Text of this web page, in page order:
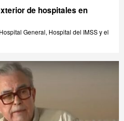
de hospitales en
General, Hospital del IMSS y el